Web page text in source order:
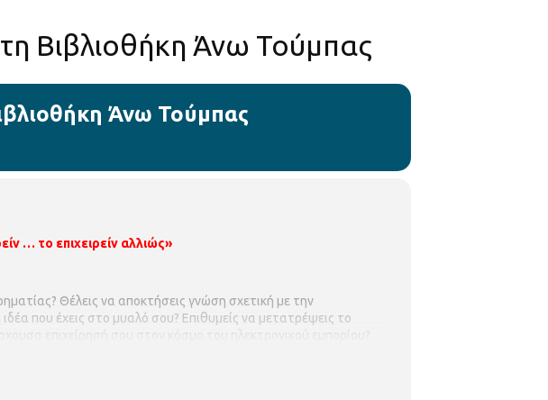
Βιβλιοθήκη Άνω Τούμπας
Άνω Τούμπας
… το επιχειρείν αλλιώς»
Θέλεις να αποκτήσεις γνώση σχετική με την
που έχεις στο μυαλό σου? Επιθυμείς να μετατρέψεις το